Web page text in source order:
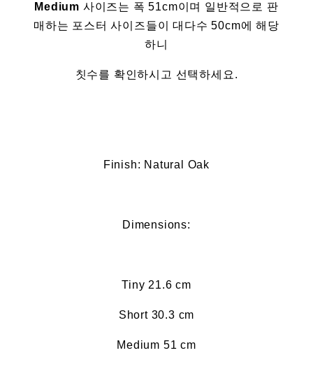
Medium 사이즈는 폭 51cm이며 일반적으로 판
매하는 포스터 사이즈들이 대다수 50cm에 해당
하니
칫수를 확인하시고 선택하세요.
Finish: Natural Oak
Dimensions:
Tiny 21.6 cm
Short 30.3 cm
Medium 51 cm